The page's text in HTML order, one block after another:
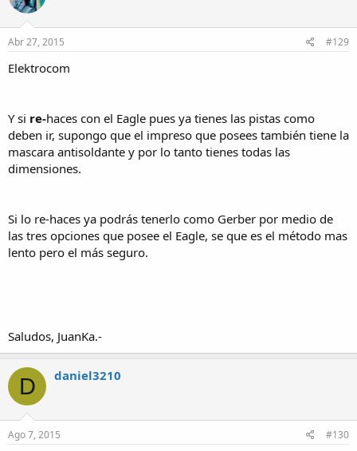
Abr 27, 2015 #129
Elektrocom
Y si re-haces con el Eagle pues ya tienes las pistas como
deben ir, supongo que el impreso que posees también tiene la
mascara antisoldante y por lo tanto tienes todas las
dimensiones.
Si lo re-haces ya podrás tenerlo como Gerber por medio de
las tres opciones que posee el Eagle, se que es el método mas
lento pero el más seguro.
Saludos, JuanKa.-
D daniel3210
Ago 7, 2015 #130